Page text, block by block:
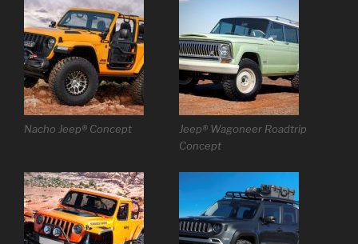
Nacho Jeep® Concept
Jeep® Wagoneer Roadtrip
Concept